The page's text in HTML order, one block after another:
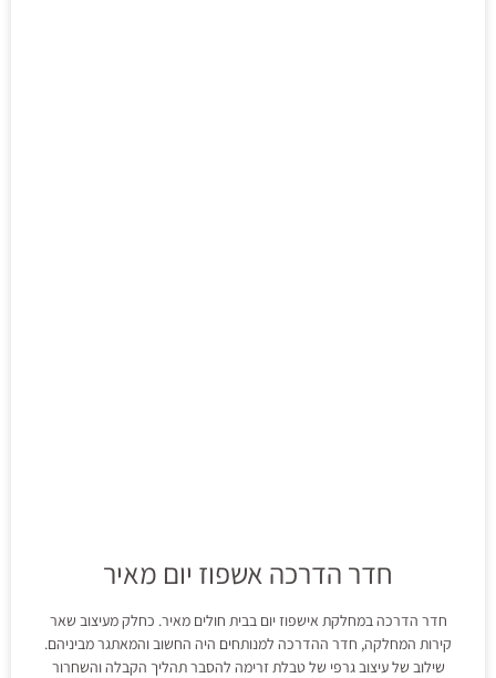
חדר הדרכה אשפוז יום מאיר
חדר הדרכה במחלקת אישפוז יום בבית חולים מאיר. כחלק מעיצוב שאר
קירות המחלקה, חדר ההדרכה למנותחים היה החשוב והמאתגר מביניהם.
שילוב של עיצוב גרפי של טבלת זרימה להסבר תהליך הקבלה והשחרור